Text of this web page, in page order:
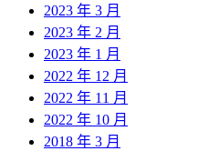
2023 年 3 月
2023 年 2 月
2023 年 1 月
2022 年 12 月
2022 年 11 月
2022 年 10 月
2018 年 3 月